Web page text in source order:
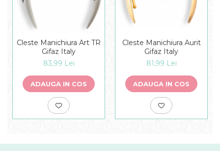
Cleste Manichiura Art TR
Gifaz Italy
83,99 Lei
ADAUGA IN COS
Cleste Manichiura Aurit
Gifaz Italy
81,99 Lei
ADAUGA IN COS